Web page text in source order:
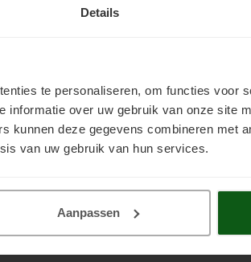
Details
te personaliseren, om functies voor
informatie over uw gebruik van onze site
kunnen deze gegevens combineren met
van uw gebruik van hun services.
Aanpassen
er niet tussen? Neem gerust geheel
. U kunt ook uw vraag stellen via
verplicht u tot niets!